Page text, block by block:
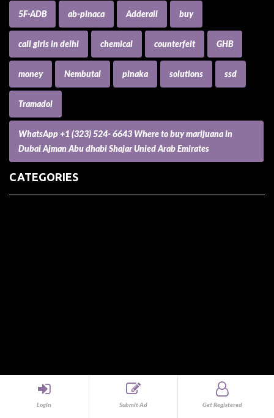
Login Submit Ad Get Registered
5F-ADB ab-pinaca Adderall buy
call girls in delhi chemical counterfeit GHB
money Nembutal pinaka solutions ssd
Tramadol
WhatsApp +1 (323) 524- 6643 Where to buy marijuana in
Dubai Ajman Abu dhabi Shajar Unied Arab Emirates
CATEGORIES
Architecture
Arts and Crafts
Arts and Entertainment